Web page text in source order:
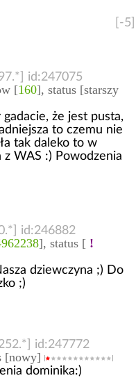
[-5]
id:247075
[160], status [starszy
że jest pusta,
to czemu nie
tak daleko to w
WAS :) Powodzenia
id:246882
], status [ !
dziewczyna ;) Do
;)
id:247772
[nowy]
dominika:)